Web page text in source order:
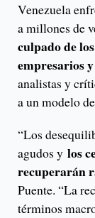
Venezuela
a millones de
culpado de
empresarios
analistas y
a un modelo
“Los
agudos y los
recuperarán
Puente. “La
términos